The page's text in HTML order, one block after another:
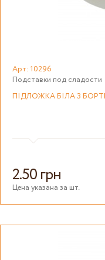
Арт: 10296
Подставки под сладости
ПІДЛОЖКА БІЛА З
2.50 грн
Цена указана за шт.